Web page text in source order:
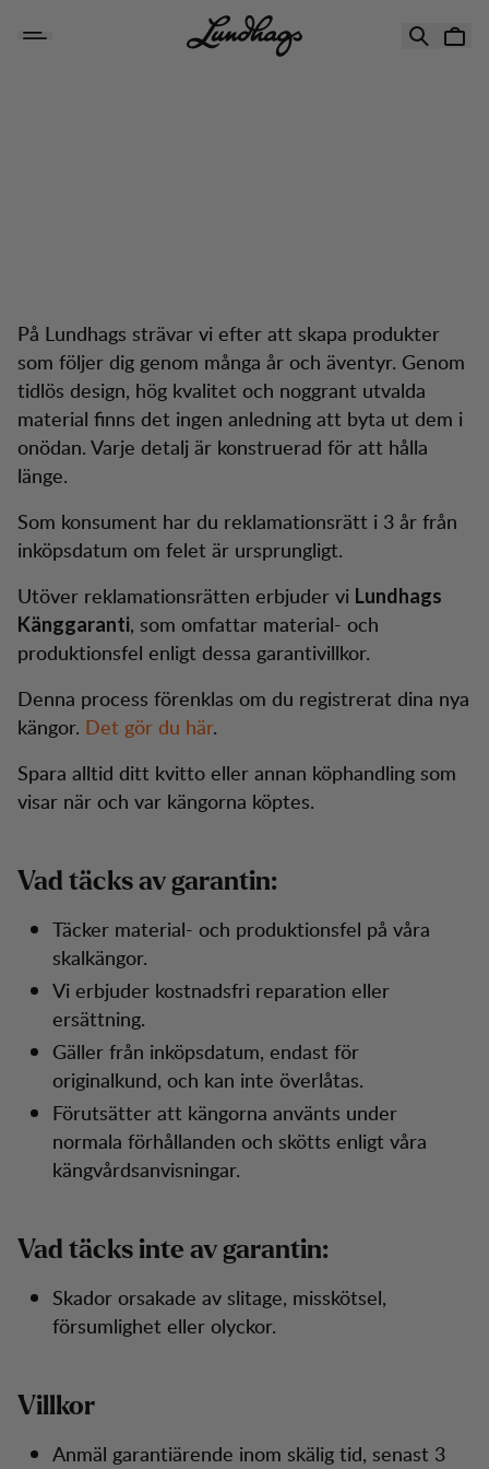
På Lundhags strävar vi efter att skapa produkter
som följer dig genom många år och äventyr. Genom
tidlös design, hög kvalitet och noggrant utvalda
material finns det ingen anledning att byta ut dem i
onödan. Varje detalj är konstruerad för att hålla
länge.
Som konsument har du reklamationsrätt i 3 år från
inköpsdatum om felet är ursprungligt.
Utöver reklamationsrätten erbjuder vi Lundhags
Känggaranti, som omfattar material- och
produktionsfel enligt dessa garantivillkor.
Denna process förenklas om du registrerat dina nya
kängor. Det gör du här.
Spara alltid ditt kvitto eller annan köphandling som
visar när och var kängorna köptes.
Vad täcks av garantin:
Täcker material- och produktionsfel på våra
skalkängor.
Vi erbjuder kostnadsfri reparation eller
ersättning.
Gäller från inköpsdatum, endast för
originalkund, och kan inte överlåtas.
Förutsätter att kängorna använts under
normala förhållanden och skötts enligt våra
kängvårdsanvisningar.
Vad täcks inte av garantin:
Skador orsakade av slitage, misskötsel,
försumlighet eller olyckor.
Villkor
Anmäl garantiärende inom skälig tid, senast 3